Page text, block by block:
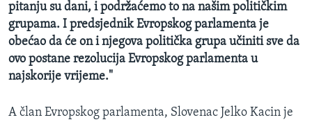
pitanju su dani, i podržaćemo to na našim političkim
grupama. I predsjednik Evropskog parlamenta je
obećao da će on i njegova politička grupa učiniti sve da
ovo postane rezolucija Evropskog parlamenta u
najskorije vrijeme."
A član Evropskog parlamenta, Slovenac Jelko Kacin je